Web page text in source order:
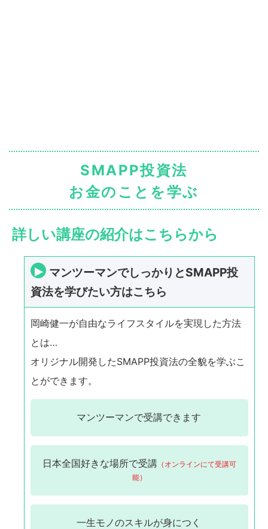
SMAPP投資法
お金のことを学ぶ
詳しい講座の紹介はこちらから
マンツーマンでしっかりとSMAPP投
資法を学びたい方はこちら
岡崎健一が自由なライフスタイルを実現した方法
とは…
オリジナル開発したSMAPP投資法の全貌を学ぶこ
とができます。
マンツーマンで受講できます
日本全国好きな場所で受講 （オンラインにて受講可
能）
一生モノのスキルが身につく